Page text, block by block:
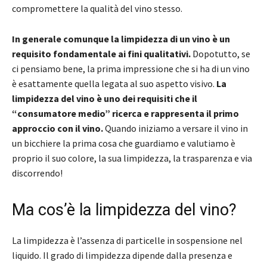
compromettere la qualità del vino stesso.
In generale comunque la limpidezza di un vino è un
requisito fondamentale ai fini qualitativi. Dopotutto, se
ci pensiamo bene, la prima impressione che si ha di un vino
è esattamente quella legata al suo aspetto visivo. La
limpidezza del vino è uno dei requisiti che il
“consumatore medio” ricerca e rappresenta il primo
approccio con il vino.Quando iniziamo a versare il vino in
un bicchiere la prima cosa che guardiamo e valutiamo è
proprio il suo colore, la sua limpidezza, la trasparenza e via
discorrendo!
Ma cos’è la limpidezza del vino?
La limpidezza è l’assenza di particelle in sospensione nel
liquido. Il grado di limpidezza dipende dalla presenza e